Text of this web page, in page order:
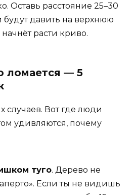
Оставь расстояние 25–30
будут давить на верхнюю
расти криво.
ломается — 5
случаев. Вот где люди
удивляются, почему
туго. Дерево не
Если ты не видишь